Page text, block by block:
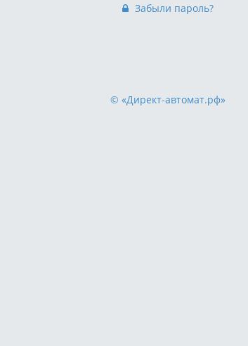
Забыли пароль?
© «Директ-автомат.рф»